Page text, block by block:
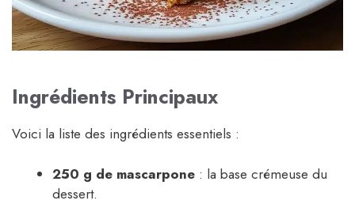
Ingrédients Principaux
Voici la liste des ingrédients essentiels :
250 g de mascarpone : la base crémeuse du
dessert.